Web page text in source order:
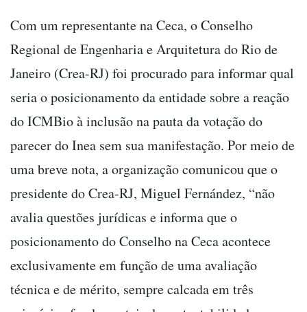
Com um representante na Ceca, o Conselho
Regional de Engenharia e Arquitetura do Rio de
Janeiro (Crea-RJ) foi procurado para informar qual
seria o posicionamento da entidade sobre a reação
do ICMBio à inclusão na pauta da votação do
parecer do Inea sem sua manifestação. Por meio de
uma breve nota, a organização comunicou que o
presidente do Crea-RJ, Miguel Fernández, “não
avalia questões jurídicas e informa que o
posicionamento do Conselho na Ceca acontece
exclusivamente em função de uma avaliação
técnica e de mérito, sempre calcada em três